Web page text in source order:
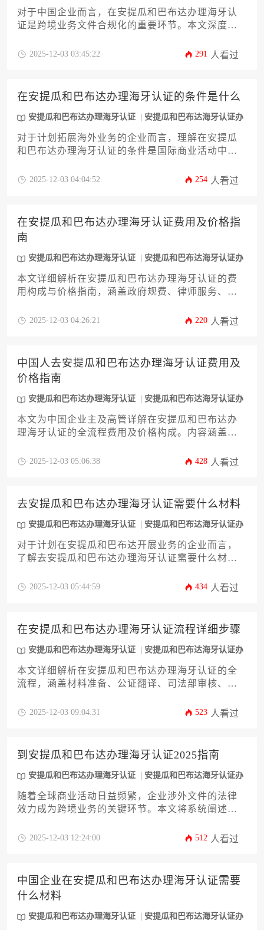
对于中国企业而言，在安提瓜和巴布达办理海牙认
证是跨境业务文件合规化的重要环节。本文深度解
翻译、外交部审核及海牙认证等核心阶段，并提供
2025-12-03 03:45:22 291 人看过
在安提瓜和巴布达办理海牙认证的条件是什么
安提瓜和巴布达办理海牙认证
安提瓜和巴布达海牙认证办
对于计划拓展海外业务的企业而言，理解在安提瓜
和巴布达办理海牙认证的条件是国际商业活动中的
足的各项核心条件，涵盖文件类型、申请主体资
且具备操作性的指南，助力其商业文件在国际范围
内顺畅流通。
2025-12-03 04:04:52 254 人看过
在安提瓜和巴布达办理海牙认证费用及价格指
南
安提瓜和巴布达办理海牙认证
安提瓜和巴布达海牙认证办
本文详细解析在安提瓜和巴布达办理海牙认证的费
用构成与价格指南，涵盖政府规费、律师服务、国
针对企业文件认证需求，深入分析认证流程时效
2025-12-03 04:26:21 220 人看过
中国人去安提瓜和巴布达办理海牙认证费用及
价格指南
安提瓜和巴布达办理海牙认证
安提瓜和巴布达海牙认证办
本文为中国企业主及高管详解在安提瓜和巴布达办
理海牙认证的全流程费用及价格构成。内容涵盖认
心成本项，并提供节省开支的实用策略与风险规避
2025-12-03 05:06:38 428 人看过
去安提瓜和巴布达办理海牙认证需要什么材料
安提瓜和巴布达办理海牙认证
安提瓜和巴布达海牙认证办
对于计划在安提瓜和巴布达开展业务的企业而言，
了解去安提瓜和巴布达办理海牙认证需要什么材料
梳理从基础文件准备到最终认证完成的完整流程，
时效的管理技巧，助力企业高效完成跨境法律合
规。
2025-12-03 05:44:59 434 人看过
在安提瓜和巴布达办理海牙认证流程详细步骤
安提瓜和巴布达办理海牙认证
安提瓜和巴布达海牙认证办
本文详细解析在安提瓜和巴布达办理海牙认证的全
流程，涵盖材料准备、公证翻译、司法部审核、海
助企业高效完成跨境文书合规。通过系统阐述认证
2025-12-03 09:04:31 523 人看过
到安提瓜和巴布达办理海牙认证2025指南
安提瓜和巴布达办理海牙认证
安提瓜和巴布达海牙认证办
随着全球商业活动日益频繁，企业涉外文件的法律
效力成为跨境业务的关键环节。本文将系统阐述
程，涵盖法律依据、材料准备、认证机构选择及常
展加勒比海地区及海牙公约成员国市场奠定法律基
础。
2025-12-03 12:24:00 512 人看过
中国企业在安提瓜和巴布达办理海牙认证需要
什么材料
安提瓜和巴布达办理海牙认证
安提瓜和巴布达海牙认证办